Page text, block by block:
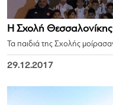
Η Σχολή Θεσσαλονίκης
Τα παιδιά της Σχολής
29.12.2017